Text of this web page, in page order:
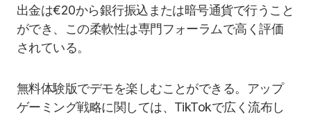
出金は€20から銀行振込または暗号通貨で行うこと
ができ、この柔軟性は専門フォーラムで高く評価
されている。
無料体験版でデモを楽しむことができる。アップ
ゲーミング戦略に関しては、TikTokで広く流布し